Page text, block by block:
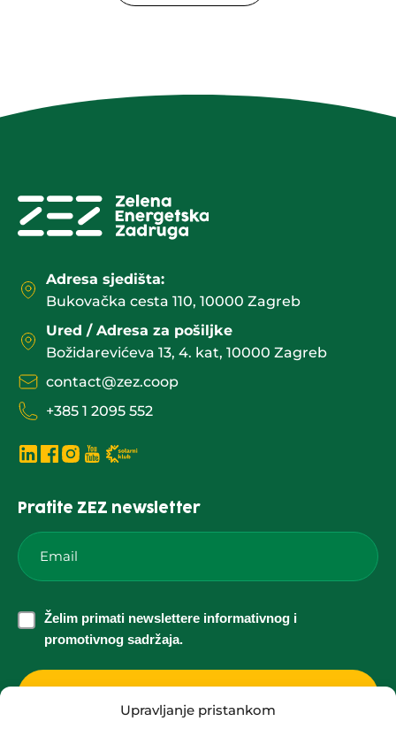
Upravljanje pristankom
Adresa sjedišta:
Bukovačka cesta 110, 10000 Zagreb
Ured / Adresa za pošiljke
Božidarevićeva 13, 4. kat, 10000 Zagreb
contact@zez.coop
+385 1 2095 552
Pratite ZEZ newsletter
Email
*
Želim
primati
informativnog
Želim primati newslettere informativnog i
promotivnog sadržaja.